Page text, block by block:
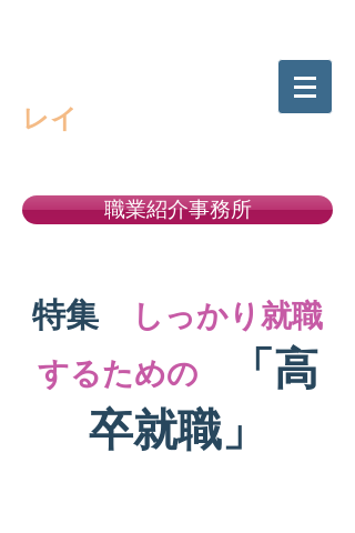
レイ
職業紹介事務所
特集
しっかり就職
するための
「高
卒就職」